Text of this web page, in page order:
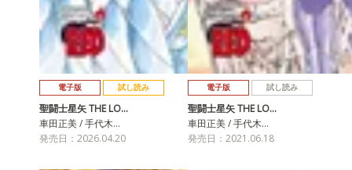
電子版 試し読み
聖闘士星矢 THE LO…
車田正美 / 手代木…
発売日：2026.04.20
電子版 試し読み
聖闘士星矢 THE LO…
車田正美 / 手代木…
発売日：2021.06.18